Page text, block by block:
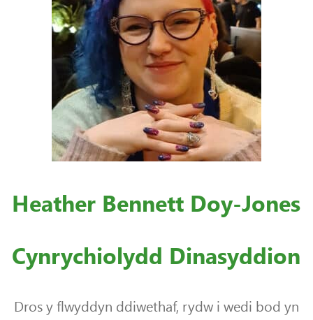
Heather Bennett Doy-Jones
Cynrychiolydd Dinasyddion
Dros y flwyddyn ddiwethaf, rydw i wedi bod yn